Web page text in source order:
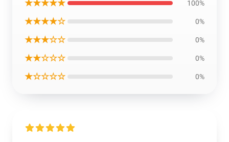
★★★★★ 100%
★★★★☆ 0%
★★★☆☆ 0%
★★☆☆☆ 0%
★☆☆☆☆ 0%